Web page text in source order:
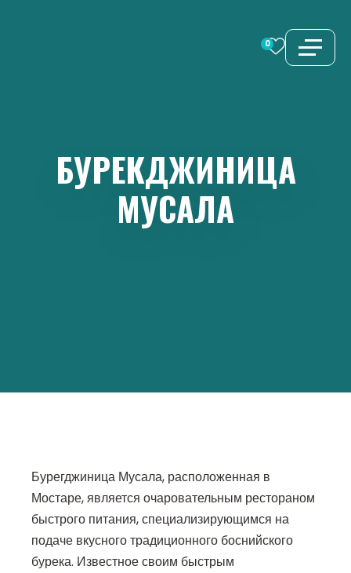
0
БУРЕКДЖИНИЦА
МУСАЛА
Бурегджиница Мусала, расположенная в
Мостаре, является очаровательным рестораном
быстрого питания, специализирующимся на
подаче вкусного традиционного боснийского
бурека. Известное своим быстрым